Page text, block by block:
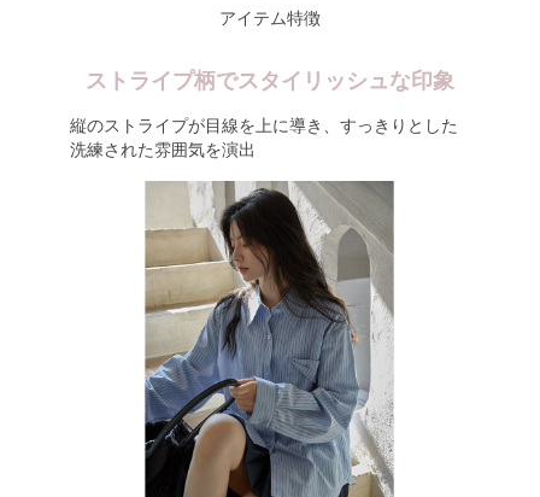
アイテム特徴
ストライプ柄でスタイリッシュな印象
縦のストライプが目線を上に導き、すっきりとした
洗練された雰囲気を演出